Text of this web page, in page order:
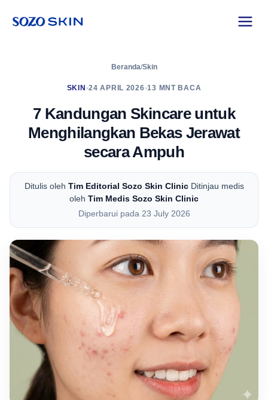
Beranda/Skin
SKIN •24 APRIL 2026•13 MNT BACA
7 Kandungan Skincare untuk
Menghilangkan Bekas Jerawat
secara Ampuh
Ditulis oleh Tim Editorial Sozo Skin Clinic Ditinjau medis
oleh Tim Medis Sozo Skin Clinic
Diperbarui pada 23 July 2026